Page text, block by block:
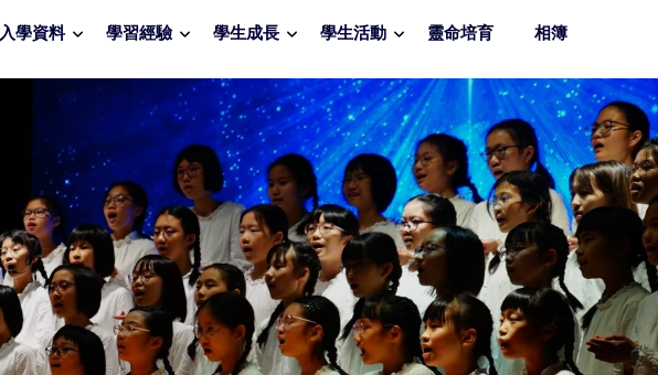
入學資料 學習經驗 學生成長 學生活動 靈命培育 相簿